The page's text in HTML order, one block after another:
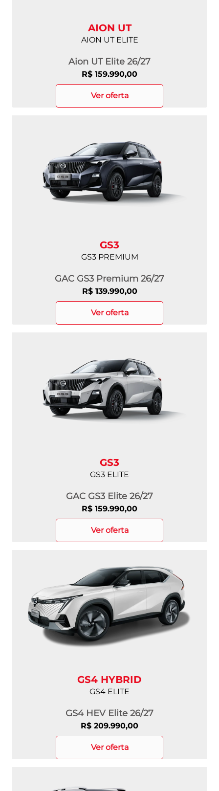
AION UT
AION UT ELITE
Aion UT Elite 26/27
R$ 159.990,00
ver oferta
GS3
GS3 PREMIUM
GAC GS3 Premium 26/27
R$ 139.990,00
ver oferta
GS3
GS3 ELITE
GAC GS3 Elite 26/27
R$ 159.990,00
ver oferta
GS4 HYBRID
GS4 ELITE
GS4 HEV Elite 26/27
R$ 209.990,00
ver oferta